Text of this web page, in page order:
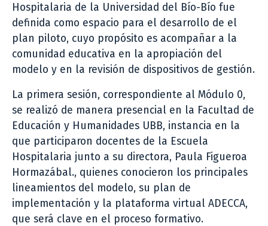
Hospitalaria de la Universidad del Bío-Bío fue
definida como espacio para el desarrollo de el
plan piloto, cuyo propósito es acompañar a la
comunidad educativa en la apropiación del
modelo y en la revisión de dispositivos de gestión.
La primera sesión, correspondiente al Módulo 0,
se realizó de manera presencial en la Facultad de
Educación y Humanidades UBB, instancia en la
que participaron docentes de la Escuela
Hospitalaria junto a su directora, Paula Figueroa
Hormazábal., quienes conocieron los principales
lineamientos del modelo, su plan de
implementación y la plataforma virtual ADECCA,
que será clave en el proceso formativo.